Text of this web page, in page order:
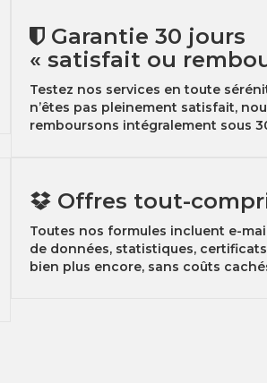
Garantie 30 jours
« satisfait ou
Testez nos services en toute
n’êtes pas pleinement satisfait,
remboursons intégralement sous
Offres tout-
Toutes nos formules incluent e-
de données, statistiques, certificats
bien plus encore, sans coûts